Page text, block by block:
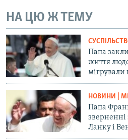
НА ЦЮ Ж ТЕМУ
Папа
життя
мігрували
НОВИНИ |
Папа
зверненні
Ланку і